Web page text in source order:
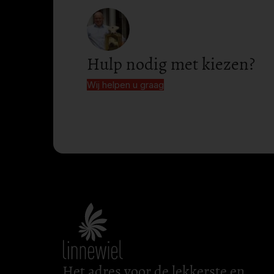
Hulp nodig met kiezen?
Wij helpen u graag